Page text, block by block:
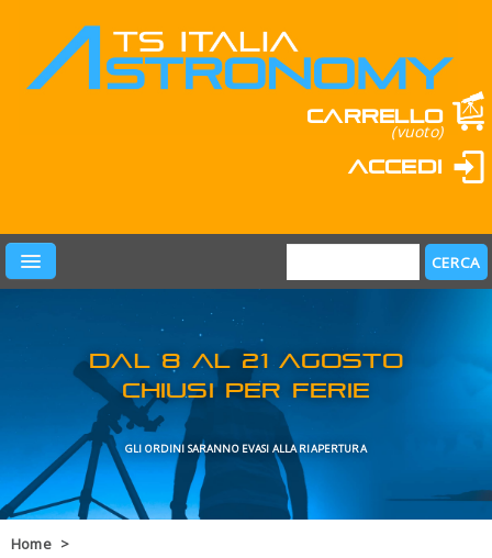
Carrello
(vuoto)
Accedi
PRODOTTI
LEARN & FUN
MARCHI
OFFERTE
Home >